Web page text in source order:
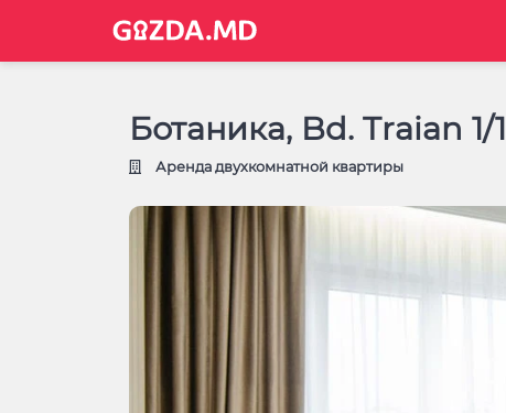
Ботаника, Bd. Traian 1/1
Аренда двухкомнатной квартиры